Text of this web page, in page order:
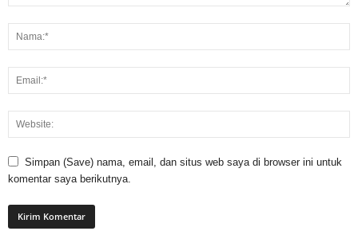
Simpan (Save) nama, email, dan situs web saya di browser ini untuk
komentar saya berikutnya.